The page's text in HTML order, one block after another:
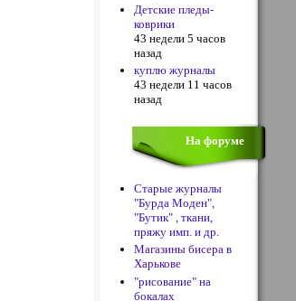
Детские пледы-
коврики
43 недели 5 часов
назад
куплю журналы
43 недели 11 часов
назад
На форуме
Старые журналы
"Бурда Моден",
"Бутик" , ткани,
пряжу имп. и др.
Магазины бисера в
Харькове
"рисование" на
бокалах